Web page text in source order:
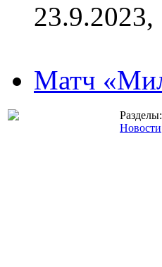
23.9.2023,
Матч
Разделы:
Новости